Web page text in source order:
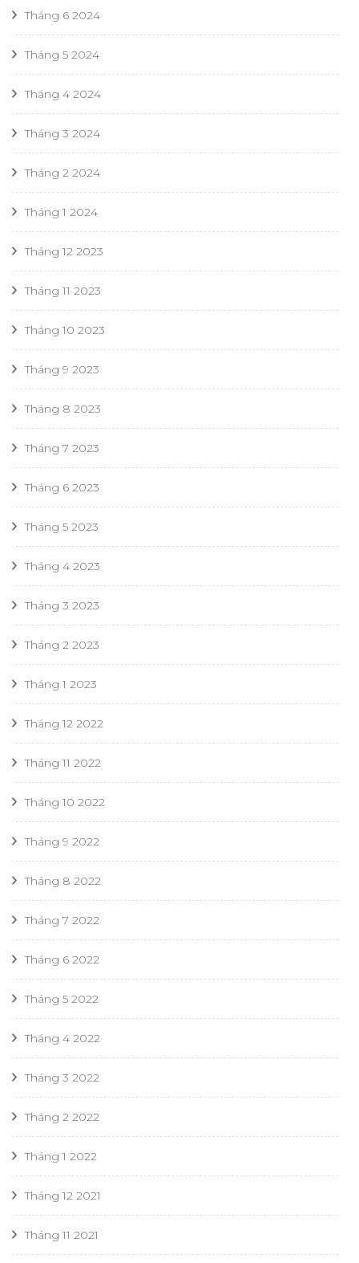
Tháng 6 2024
Tháng 5 2024
Tháng 4 2024
Tháng 3 2024
Tháng 2 2024
Tháng 1 2024
Tháng 12 2023
Tháng 11 2023
Tháng 10 2023
Tháng 9 2023
Tháng 8 2023
Tháng 7 2023
Tháng 6 2023
Tháng 5 2023
Tháng 4 2023
Tháng 3 2023
Tháng 2 2023
Tháng 1 2023
Tháng 12 2022
Tháng 11 2022
Tháng 10 2022
Tháng 9 2022
Tháng 8 2022
Tháng 7 2022
Tháng 6 2022
Tháng 5 2022
Tháng 4 2022
Tháng 3 2022
Tháng 2 2022
Tháng 1 2022
Tháng 12 2021
Tháng 11 2021